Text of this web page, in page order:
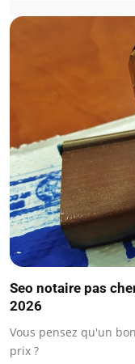
Seo notaire pas
2026
Vous pensez qu'un
prix ?